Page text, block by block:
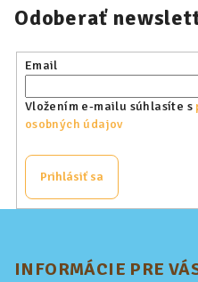
Odoberať
Email
Vložením e-mailu súhlasíte s
osobných údajov
Prihlásiť sa
INFORMÁCIE PRE